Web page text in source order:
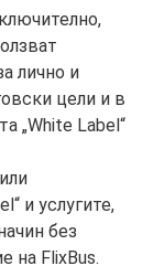
лично и
цели и в
„White Label“
и услугите,
без
на FlixBus.